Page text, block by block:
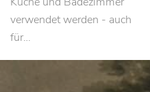
verwendet werden - auch
für…